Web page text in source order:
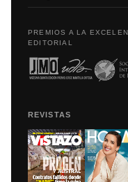
PREMIOS A LA
EDITORIAL
REVISTAS